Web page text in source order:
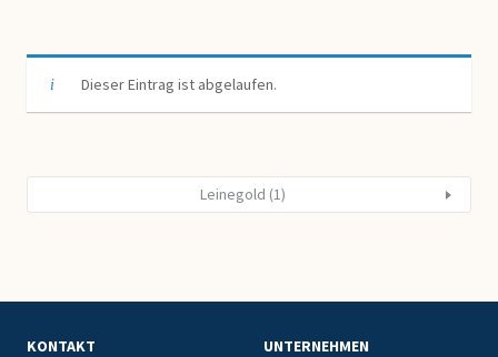
Dieser Eintrag ist abgelaufen.
Leinegold (1)
KONTAKT
UNTERNEHMEN